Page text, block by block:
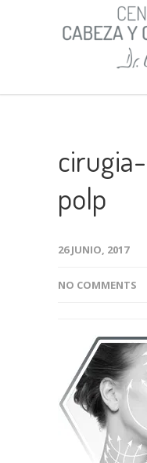
polp
26 JUNIO, 2017
NO COMMENTS